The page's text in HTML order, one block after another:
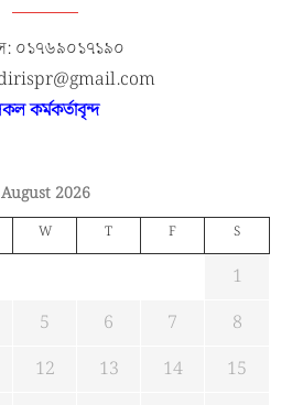
০১৭৬৯০১৭১৯০
dirispr@gmail.com
কর্মকর্তাবৃন্দ
August 2026
W T F S
1
5 6 7
8
12 13 14
15